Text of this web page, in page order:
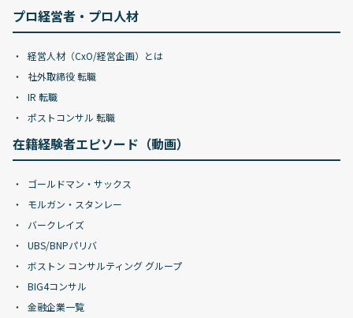
プロ経営者・プロ人材
経営人材（CxO/経営企画）とは
社外取締役 転職
IR 転職
ポストコンサル 転職
在籍経験者エピソード（動画）
ゴールドマン・サックス
モルガン・スタンレー
バークレイズ
UBS/BNPパリバ
ボストン コンサルティング グループ
BIG4コンサル
金融企業一覧